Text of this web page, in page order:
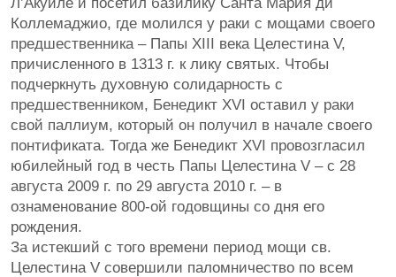
Коллемаджио, где молился у раки с мощами своего
предшественника – Папы XIII века Целестина V,
причисленного в 1313 г. к лику святых. Чтобы
подчеркнуть духовную солидарность с
предшественником, Бенедикт XVI оставил у раки
свой паллиум, который он получил в начале своего
понтификата. Тогда же Бенедикт XVI провозгласил
юбилейный год в честь Папы Целестина V – с 28
августа 2009 г. по 29 августа 2010 г. – в
ознаменование 800-ой годовщины со дня его
рождения.
За истекший с того времени период мощи св.
Целестина V совершили паломничество по всем